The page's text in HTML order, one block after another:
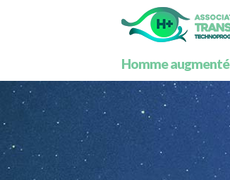
Homme augmenté